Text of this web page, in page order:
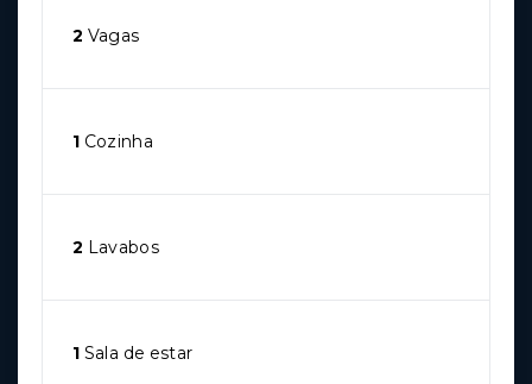
2 Vagas
1 Cozinha
2 Lavabos
1 Sala de estar